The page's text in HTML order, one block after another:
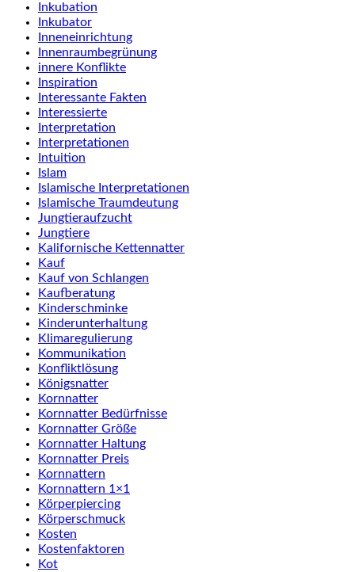
Inkubation
Inkubator
Inneneinrichtung
Innenraumbegrünung
innere Konflikte
Inspiration
Interessante Fakten
Interessierte
Interpretation
Interpretationen
Intuition
Islam
Islamische Interpretationen
Islamische Traumdeutung
Jungtieraufzucht
Jungtiere
Kalifornische Kettennatter
Kauf
Kauf von Schlangen
Kaufberatung
Kinderschminke
Kinderunterhaltung
Klimaregulierung
Kommunikation
Konfliktlösung
Königsnatter
Kornnatter
Kornnatter Bedürfnisse
Kornnatter Größe
Kornnatter Haltung
Kornnatter Preis
Kornnattern
Kornnattern 1×1
Körperpiercing
Körperschmuck
Kosten
Kostenfaktoren
Kot